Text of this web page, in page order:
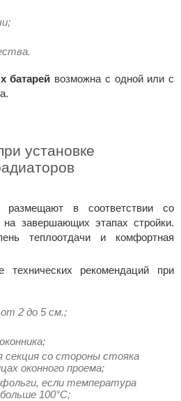
батарей возможна с одной или с
установке
размещают в соответствии со
завершающих этапах стройки.
теплоотдачи и комфортная
технических рекомендаций при
2 до 5 см.;
секция со стороны стояка
оконного проема;
если температура
100°C;